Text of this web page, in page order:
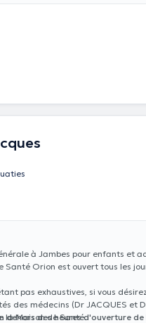
à Jambes pour enfants et
Orion est ouvert tous les
pas exhaustives, si vous
des médecins (Dr JACQUES et
la Maison de Santé.
dehors des heures d'ouverture